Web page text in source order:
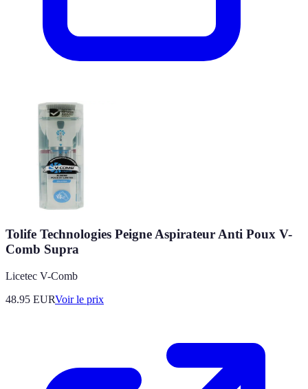
Tolife Technologies Peigne Aspirateur Anti Poux V-
Comb Supra
Licetec V-Comb
48.95 EURVoir le prix